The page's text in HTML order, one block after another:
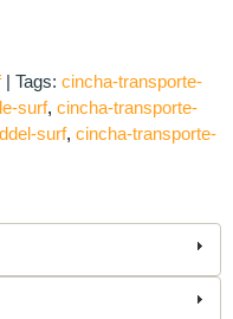
| Tags: cincha-transporte-
surf cincha-transporte-
surf cincha-transporte-